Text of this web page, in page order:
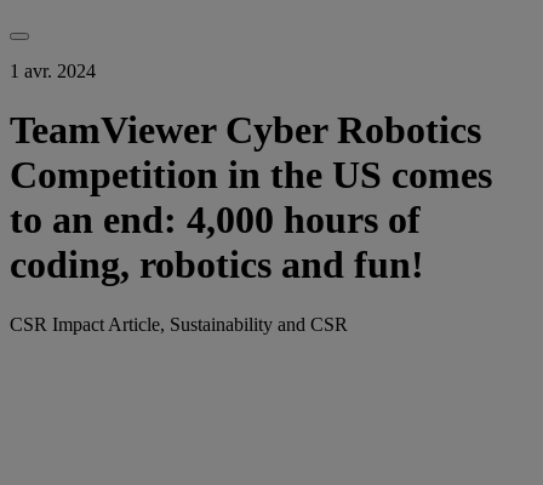
1 avr. 2024
TeamViewer Cyber Robotics
Competition in the US comes
to an end: 4,000 hours of
coding, robotics and fun!
CSR Impact Article, Sustainability and CSR